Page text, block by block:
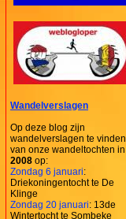
Wandelverslagen
Op deze blog zijn
wandelverslagen te vinden
van onze wandeltochten in
2008 op:
Zondag 6 januari:
Driekoningentocht te De
Klinge
Zondag 20 januari: 13de
Wintertocht te Sombeke